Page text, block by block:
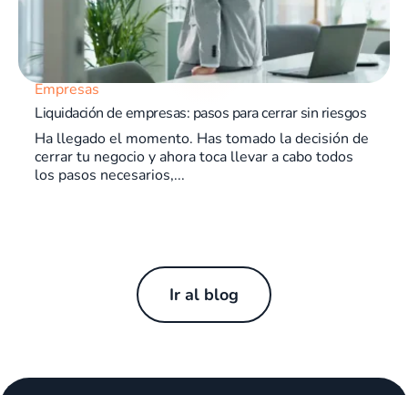
Empresas
Liquidación de empresas: pasos para cerrar sin riesgos
Ha llegado el momento. Has tomado la decisión de
cerrar tu negocio y ahora toca llevar a cabo todos
los pasos necesarios,...
Ir al blog